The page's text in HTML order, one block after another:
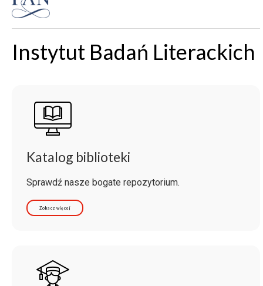
Instytut Badań Literackich
Katalog biblioteki
Sprawdź nasze bogate repozytorium.
Zobacz więcej